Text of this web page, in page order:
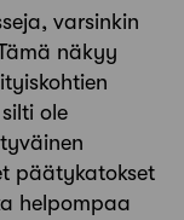
varsinkin
näkyy
ole
päätykatokset
helpompaa